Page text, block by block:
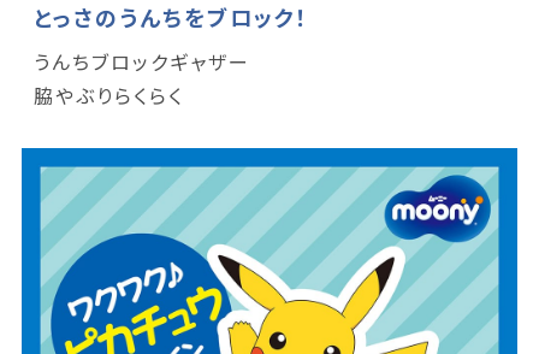
とっさのうんちをブロック！
うんちブロックギャザー
脇やぶりらくらく